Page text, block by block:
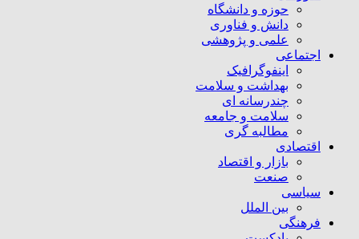
حوزه و دانشگاه
دانش و فناوری
علمی و پژوهشی
اجتماعی
اینفوگرافیک
بهداشت و سلامت
چندرسانه ای
سلامت و جامعه
مطالبه گری
اقتصادی
بازار و اقتصاد
صنعت
سیاسی
بین الملل
فرهنگی